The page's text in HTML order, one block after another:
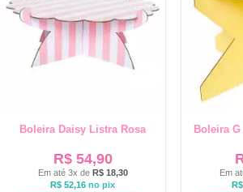
Boleira Daisy Listra Rosa
R$54,90
Em até 3x de R$18,30
R$ 52,16 no pix
Boleira
Em
R$